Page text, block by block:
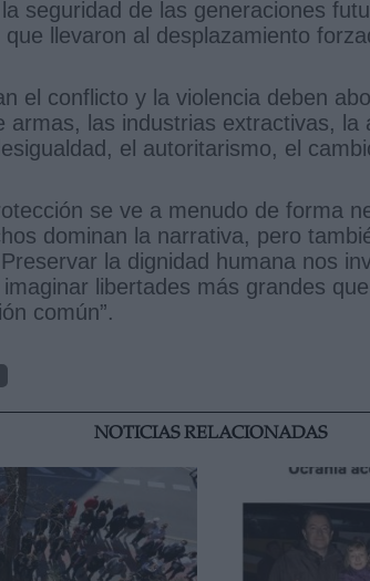
seguridad de las generaciones
llevaron al desplazamiento
el conflicto y la violencia deben
armas, las industrias extractivas, la
el autoritarismo, el
se ve a menudo de forma
dominan la narrativa, pero
la dignidad humana nos
libertades más grandes
común”.
NOTICIAS RELACIONADAS